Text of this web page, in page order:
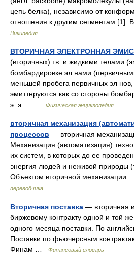
цепь белка), независимо от
отношения к другим сегментам
Википедия
ВТОРИЧНАЯ ЭЛЕКТРОННАЯ
(вторичных) тв. и жидкими телами
бомбардировке эл нами
меньшей пробега первичных эл
эмиттнруются как со стороны
э. э.… …
Физическая энциклопедия
вторичная механизация
процессов — вторичная
Механизация (автоматизация)
их систем, в которых до ее
энергия людей и неживой природы
Объектом вторичной
переводчика
Вторичная поставка — вторичная
биржевому контракту одной и той
одного месяца поставки. По
Поставки по фьючерсным
Финам …
Финансовый словарь